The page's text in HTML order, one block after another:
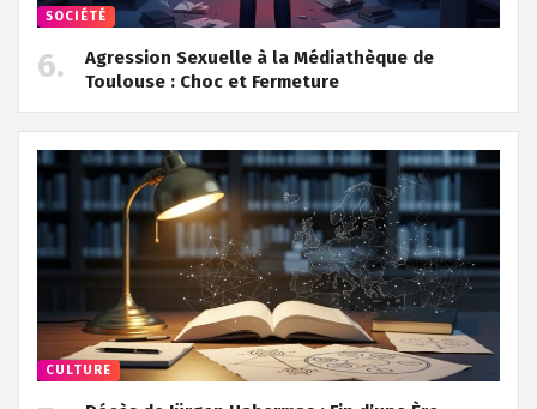
SOCIÉTÉ
Agression Sexuelle à la Médiathèque de
Toulouse : Choc et Fermeture
CULTURE